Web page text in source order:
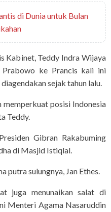
di Dunia untuk Bulan
Kabinet, Teddy Indra Wijaya
Prabowo ke Prancis kali ini
sejak tahun lalu.
memperkuat posisi Indonesia
Teddy.
Gibran Rakabuming
di Masjid Istiqlal.
putra sulungnya, Jan Ethes.
juga menunaikan salat di
Menteri Agama Nasaruddin